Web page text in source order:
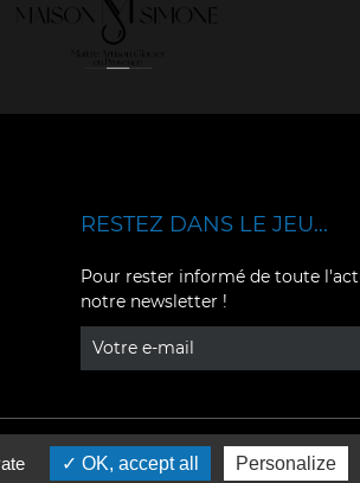
YouTube
RESTEZ DANS LE JEU...
Pour rester informé de toute
notre newsletter !
OK, accept all Personalize